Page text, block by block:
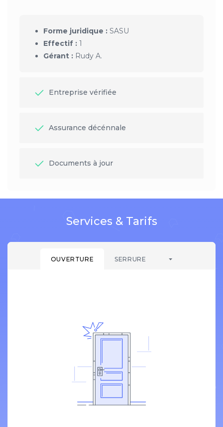
Forme juridique : SASU
Effectif : 1
Gérant : Rudy A.
Entreprise vérifiée
Assurance décénnale
Documents à jour
Services & Tarifs
OUVERTURE SERRURE